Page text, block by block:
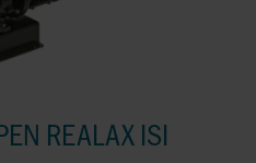
REALAX ISI